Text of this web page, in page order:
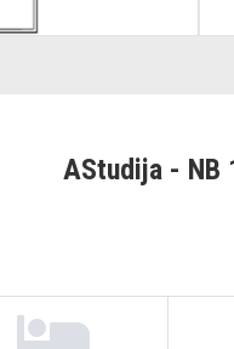
AStudija - NB